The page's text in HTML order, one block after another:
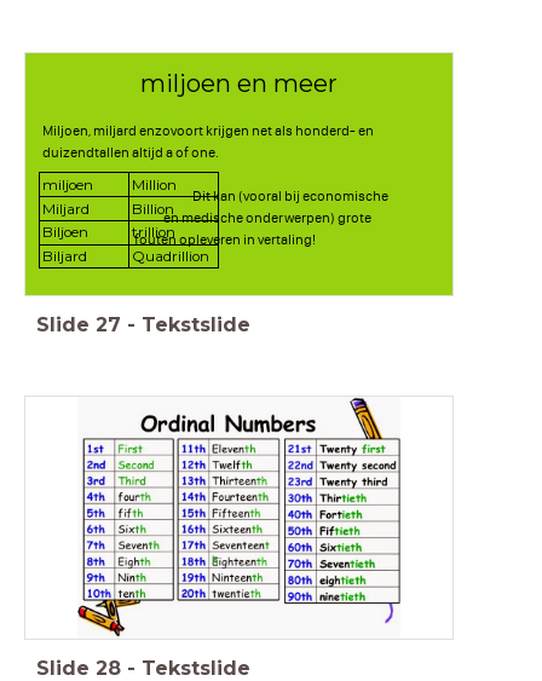
miljoen en meer
Miljoen, miljard enzovoort krijgen net als honderd- en
duizendtallen altijd a of one.
Dit kan (vooral bij economische
en medische onderwerpen) grote
fouten opleveren in vertaling!
miljoen
Million
Miljard
Billion
Biljoen
trillion
Biljard
Quadrillion
Slide 27 - Tekstslide
Slide 28 - Tekstslide